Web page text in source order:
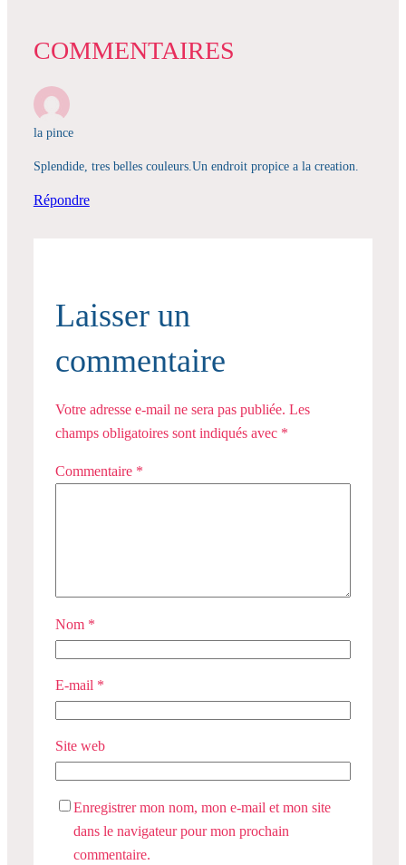
COMMENTAIRES
la pince
Splendide, tres belles couleurs.Un endroit propice a la creation.
Répondre
Laisser un
commentaire
Votre adresse e-mail ne sera pas publiée. Les
champs obligatoires sont indiqués avec *
Commentaire *
Nom *
E-mail *
Site web
Enregistrer mon nom, mon e-mail et mon site
dans le navigateur pour mon prochain
commentaire.